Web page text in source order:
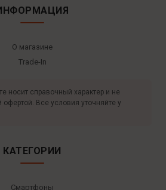
О магазине
Trade-In
носит справочный характер и не
офертой. Все условия уточняйте у
КАТЕГОРИИ
Смартфоны